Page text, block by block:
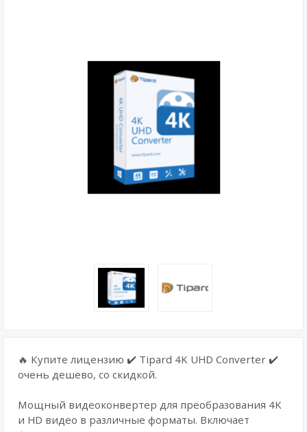
🔥 Купите лицензию ✔️ Tipard 4K UHD Converter ✔️
очень дешево, со скидкой.
Мощный видеоконвертер для преобразования 4K
и HD видео в различные форматы. Включает